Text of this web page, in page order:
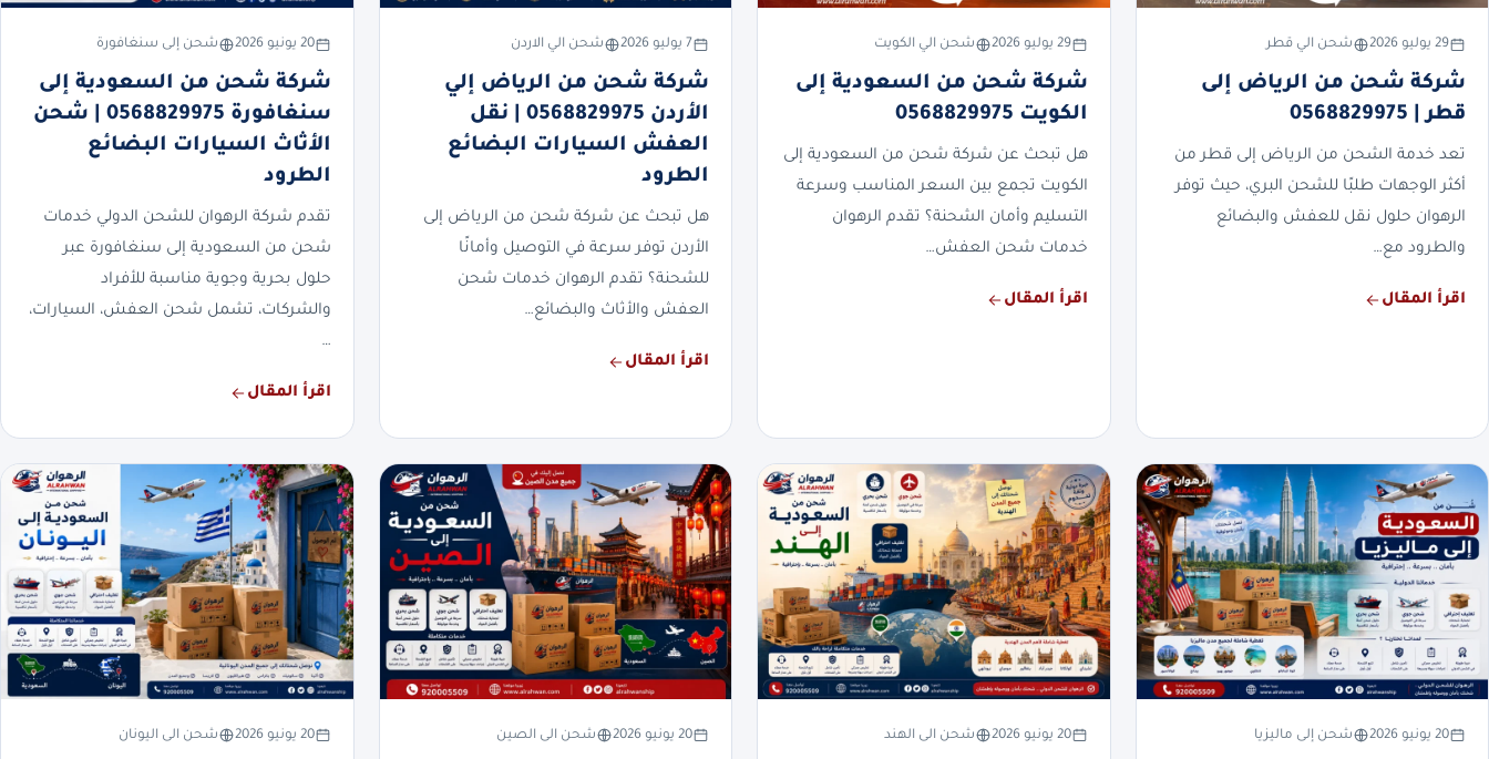
29 يوليو 2026 شحن الي قطر
شركة شحن من الرياض إلى
قطر | 0568829975
تعد خدمة الشحن من الرياض إلى قطر من
أكثر الوجهات طلبًا للشحن البري، حيث توفر
الرهوان حلول نقل للعفش والبضائع
والطرود مع…
اقرأ المقال
29 يوليو 2026 شحن الي الكويت
شركة شحن من السعودية إلى
الكويت 0568829975
هل تبحث عن شركة شحن من السعودية إلى
الكويت تجمع بين السعر المناسب وسرعة
التسليم وأمان الشحنة؟ تقدم الرهوان
خدمات شحن العفش…
اقرأ المقال
7 يوليو 2026 شحن الي الاردن
شركة شحن من الرياض إلي
الأردن 0568829975 | نقل
العفش السيارات البضائع
الطرود
هل تبحث عن شركة شحن من الرياض إلى
الأردن توفر سرعة في التوصيل وأمانًا
للشحنة؟ تقدم الرهوان خدمات شحن
العفش والأثاث والبضائع…
اقرأ المقال
20 يونيو 2026 شحن إلى سنغافورة
شركة شحن من السعودية إلى
سنغافورة 0568829975 | شحن
الأثاث السيارات البضائع
الطرود
تقدم شركة الرهوان للشحن الدولي خدمات
شحن من السعودية إلى سنغافورة عبر
حلول بحرية وجوية مناسبة للأفراد
والشركات، تشمل شحن العفش، السيارات،
…
اقرأ المقال
20 يونيو 2026 شحن إلى ماليزيا 20 يونيو 2026 شحن الى الهند 20 يونيو 2026 شحن الى الصين 20 يونيو 2026 شحن الى اليونان